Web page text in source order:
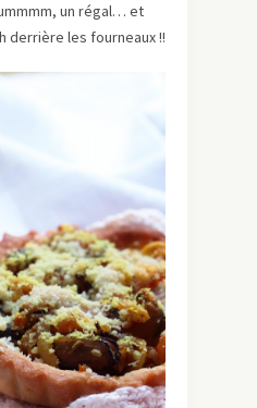
un régal… et
derrière les fourneaux !!